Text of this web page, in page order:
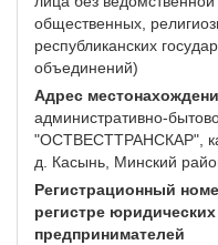
общественных,
республиканских
объединений)
Адрес
административно-
"ОСТВЕСТТРАНСКАР",
д. Касынь, Минский
Регистрационный
регистре
предпринимателей